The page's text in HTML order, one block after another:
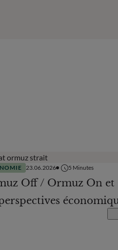
23.06.2026 5 Minutes
Off / Ormuz On et